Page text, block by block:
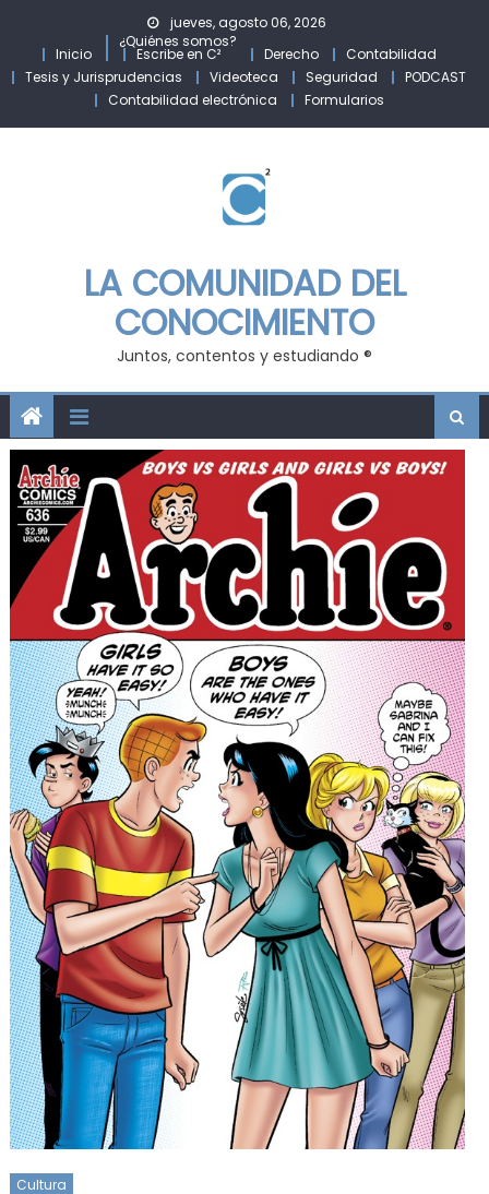
content
jueves, agosto 06, 2026
Inicio
¿Quiénes somos?
Escribe en C² Derecho
Contabilidad
Tesis y Jurisprudencias
Videoteca Seguridad
PODCAST
Contabilidad electrónica
Formularios
LA COMUNIDAD DEL
CONOCIMIENTO
Juntos, contentos y estudiando ®
Cultura